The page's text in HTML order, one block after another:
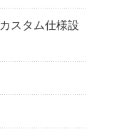
スタム仕様設